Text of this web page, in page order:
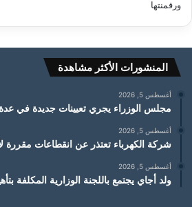
المنشورات الأكثر مشاهدة
أغسطس 5, 2026
مجلس الوزراء يجري تعيينات جديدة في
أغسطس 5, 2026
شركة الكهرباء تعتذر عن انقطاعات
أغسطس 5, 2026
ولد أجاي يجتمع باللجنة الوزارية المكلفة